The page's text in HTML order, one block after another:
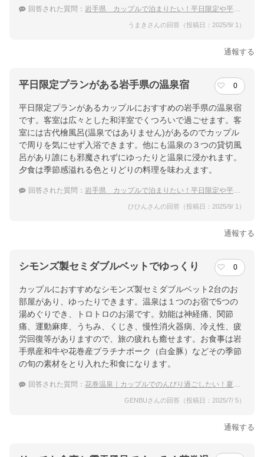
回答された質問： 岩手県 カップルで泊まりたい！平日限定や平日割のあるおすすめ温泉宿
うまきさんの回答（投稿日：2025/9/ 1）
通報する
平日限定プランがある岩手県の温泉宿 0
平日限定プランがあるカップルにおすすめの岩手県の温泉宿
です。客室は広々とした和洋室でくつろいで過ごせます。客
室には古代檜風呂(温泉ではありません)があるのでカップル
で周りを気にせず入浴できます。他にも温泉の３つの貸切風
呂があり誰にも邪魔されずにゆったりと温泉に浸かれます。
夕食は季節感溢れる色とりどりの料理を味わえます。
回答された質問： 岩手県 カップルで泊まりたい！平日限定や平日割のあるおすすめ温泉宿
ひひんさんの回答（投稿日：2025/9/ 1）
通報する
シモンズ製セミダブルベットでゆっくり 0
カップルにおすすめなシモンズ製セミダブルベット2台のお
部屋があり、ゆったりできます。温泉は１つのお宿で5つの
湯めぐりでき、トロトロのお湯です。効能は神経痛、関節
痛、運動麻痺、うちみ、くじき、慢性消火器病、冷え性、疲
労回復等がありますので、旅の疲れも癒せます。お食事は岩
手県産和牛や花巻産プラチナポーク（白金豚）などその季節
の旬の素材をとり入れた和食になります。
回答された質問： 花巻温泉｜カップルでのんびり過ごしたい！夏休みにおすすめな宿は？
GENBUさんの回答（投稿日：2025/7/ 5）
通報する